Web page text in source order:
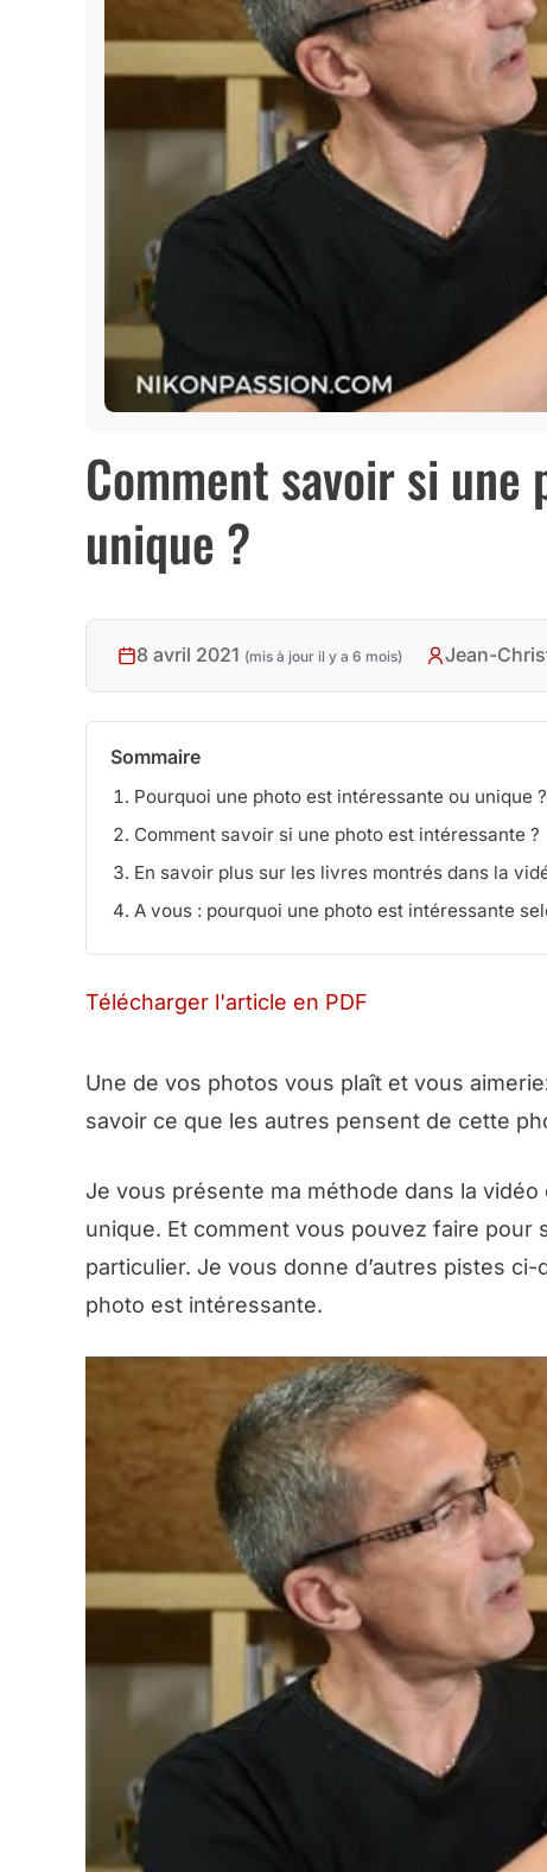
Comment savoir si
unique ?
8 avril 2021 (mis à jour il y a 6 mois) Jean-
Sommaire
Pourquoi une photo est intéressante ou unique ?
Comment savoir si une photo est intéressante ?
En savoir plus sur les livres montrés dans la
A vous : pourquoi une photo est intéressante
Télécharger l'article en PDF
Une de vos photos vous plaît et vous
savoir ce que les autres pensent de cette
Je vous présente ma méthode dans la
unique. Et comment vous pouvez faire pour
particulier. Je vous donne d’autres pistes
photo est intéressante.